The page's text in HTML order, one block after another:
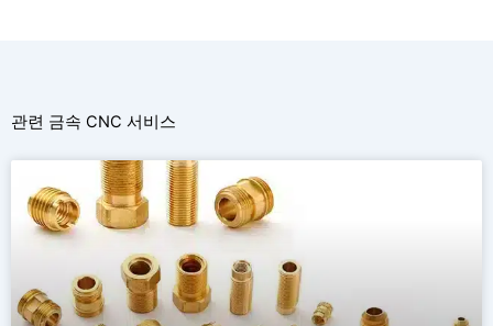
관련 금속 CNC 서비스